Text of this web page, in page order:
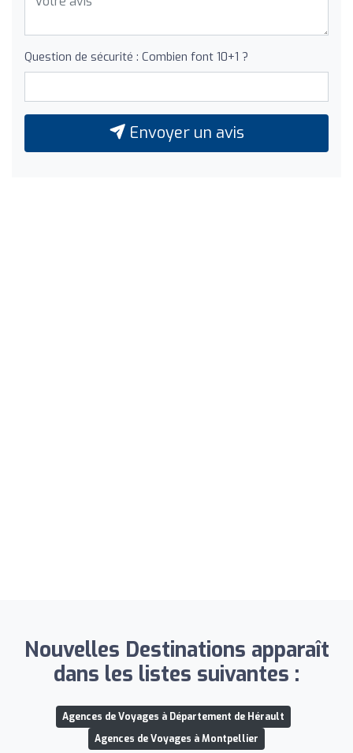
Question de sécurité : Combien font 10+1 ?
Envoyer un avis
Nouvelles Destinations apparaît
dans les listes suivantes :
Agences de Voyages à Département de Hérault
Agences de Voyages à Montpellier